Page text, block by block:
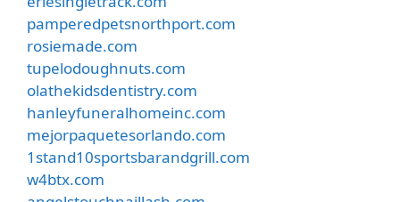
pamperedpetsnorthport.com
rosiemade.com
tupelodoughnuts.com
olathekidsdentistry.com
hanleyfuneralhomeinc.com
mejorpaquetesorlando.com
1stand10sportsbarandgrill.com
w4btx.com